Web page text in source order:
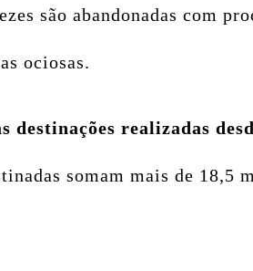
são abandonadas com
ociosas.
destinações realizadas
somam mais de 18,5